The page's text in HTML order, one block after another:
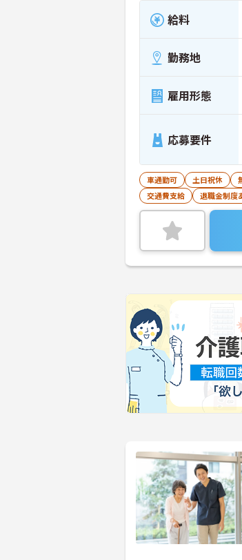
給料
勤務地
雇用形態
応募要件
車通勤可 土日祝休
交通費支給
退職金制度